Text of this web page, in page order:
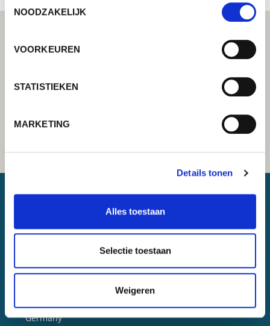
NOODZAKELIJK
VOORKEUREN
STATISTIEKEN
MARKETING
Details tonen
Alles toestaan
Selectie toestaan
Weigeren
Lorch Schweißtechnik GmbH
+49 7191 503-0
info(at)lorch.eu
71549 Auenwald
Germany